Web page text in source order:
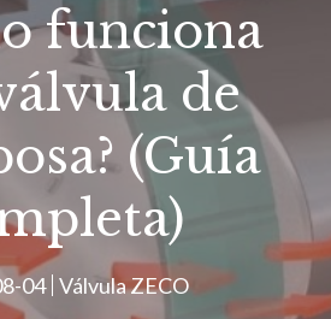
funciona
de
(Guía
04 Válvula ZECO